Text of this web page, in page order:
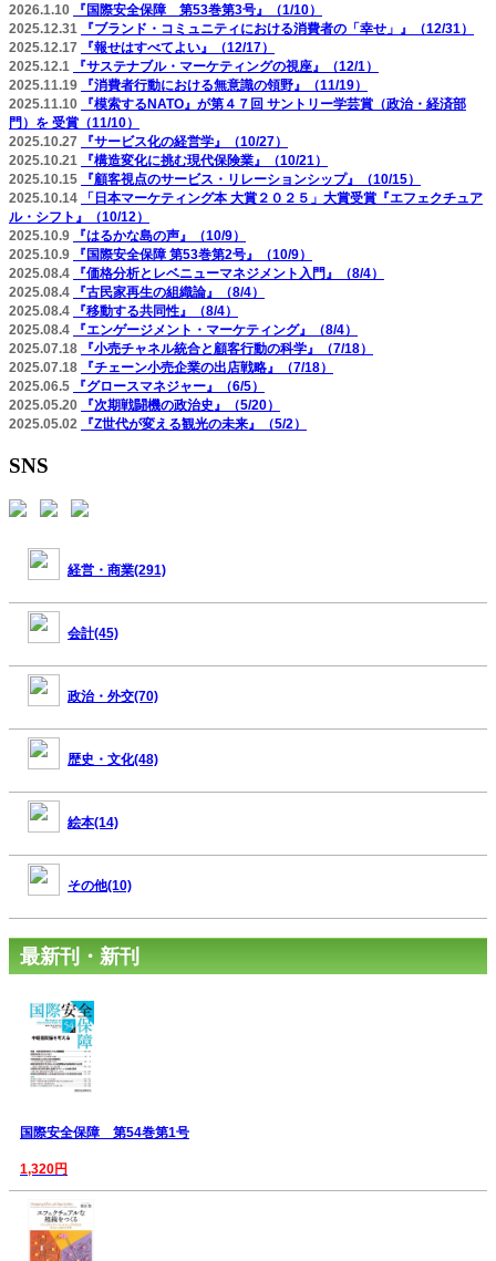
2026.1.10
『国際安全保障 第53巻第3号』（1/10）
2025.12.31
『ブランド・コミュニティにおける消費者の「幸せ」』（12/31）
2025.12.17
『報せはすべてよい』（12/17）
2025.12.1
『サステナブル・マーケティングの視座』（12/1）
2025.11.19
『消費者行動における無意識の領野』（11/19）
2025.11.10
『模索するNATO』が第４７回 サントリー学芸賞（政治・経済部
門）を 受賞（11/10）
2025.10.27
『サービス化の経営学』（10/27）
2025.10.21
『構造変化に挑む現代保険業』（10/21）
2025.10.15
『顧客視点のサービス・リレーションシップ』（10/15）
2025.10.14
「日本マーケティング本 大賞２０２５」大賞受賞『エフェクチュア
ル・シフト』（10/12）
2025.10.9
『はるかな島の声』（10/9）
2025.10.9
『国際安全保障 第53巻第2号』（10/9）
2025.08.4
『価格分析とレベニューマネジメント入門』（8/4）
2025.08.4
『古民家再生の組織論』（8/4）
2025.08.4
『移動する共同性』（8/4）
2025.08.4
『エンゲージメント・マーケティング』（8/4）
2025.07.18
『小売チャネル統合と顧客行動の科学』（7/18）
2025.07.18
『チェーン小売企業の出店戦略』（7/18）
2025.06.5
『グロースマネジャー』（6/5）
2025.05.20
『次期戦闘機の政治史』（5/20）
2025.05.02
『Z世代が変える観光の未来』（5/2）
SNS
経営・商業(291)
会計(45)
政治・外交(70)
歴史・文化(48)
絵本(14)
その他(10)
最新刊・新刊
国際安全保障 第54巻第1号
1,320円